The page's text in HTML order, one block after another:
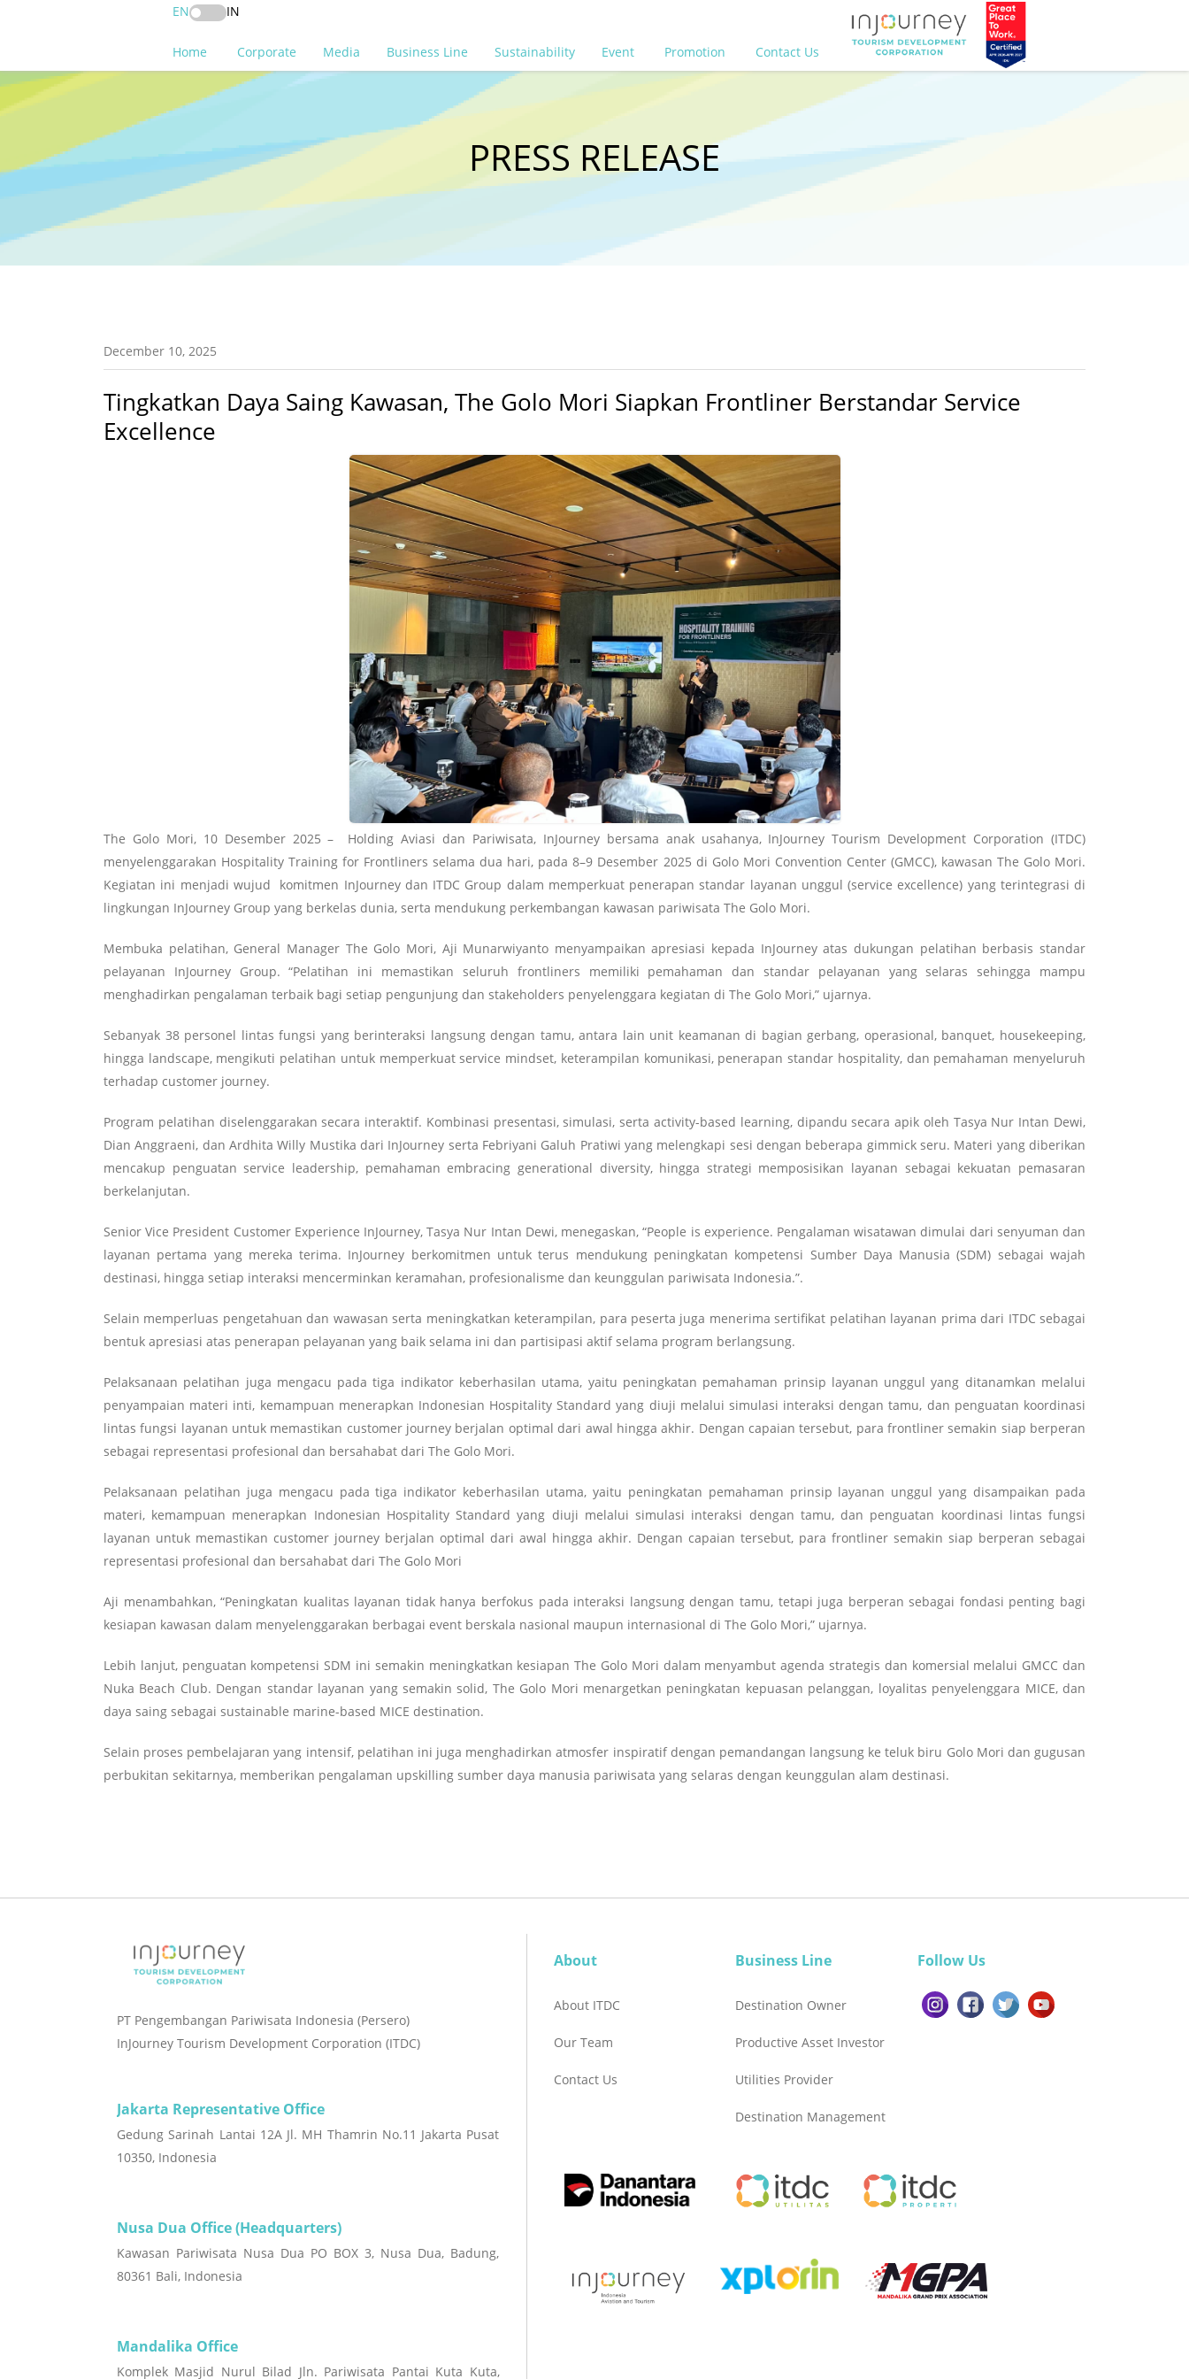
EN IN
Home Corporate Media Business Line Sustainability Event Promotion Contact Us
PRESS RELEASE
December 10, 2025
Tingkatkan Daya Saing Kawasan, The Golo Mori Siapkan Frontliner Berstandar Service
Excellence
The Golo Mori, 10 Desember 2025 – Holding Aviasi dan Pariwisata, InJourney bersama anak usahanya, InJourney Tourism Development Corporation (ITDC)
menyelenggarakan Hospitality Training for Frontliners selama dua hari, pada 8–9 Desember 2025 di Golo Mori Convention Center (GMCC), kawasan The Golo Mori.
Kegiatan ini menjadi wujud komitmen InJourney dan ITDC Group dalam memperkuat penerapan standar layanan unggul (service excellence) yang terintegrasi di
lingkungan InJourney Group yang berkelas dunia, serta mendukung perkembangan kawasan pariwisata The Golo Mori.
Membuka pelatihan, General Manager The Golo Mori, Aji Munarwiyanto menyampaikan apresiasi kepada InJourney atas dukungan pelatihan berbasis standar
pelayanan InJourney Group. “Pelatihan ini memastikan seluruh frontliners memiliki pemahaman dan standar pelayanan yang selaras sehingga mampu
menghadirkan pengalaman terbaik bagi setiap pengunjung dan stakeholders penyelenggara kegiatan di The Golo Mori,” ujarnya.
Sebanyak 38 personel lintas fungsi yang berinteraksi langsung dengan tamu, antara lain unit keamanan di bagian gerbang, operasional, banquet, housekeeping,
hingga landscape, mengikuti pelatihan untuk memperkuat service mindset, keterampilan komunikasi, penerapan standar hospitality, dan pemahaman menyeluruh
terhadap customer journey.
Program pelatihan diselenggarakan secara interaktif. Kombinasi presentasi, simulasi, serta activity-based learning, dipandu secara apik oleh Tasya Nur Intan Dewi,
Dian Anggraeni, dan Ardhita Willy Mustika dari InJourney serta Febriyani Galuh Pratiwi yang melengkapi sesi dengan beberapa gimmick seru. Materi yang diberikan
mencakup penguatan service leadership, pemahaman embracing generational diversity, hingga strategi memposisikan layanan sebagai kekuatan pemasaran
berkelanjutan.
Senior Vice President Customer Experience InJourney, Tasya Nur Intan Dewi, menegaskan, “People is experience. Pengalaman wisatawan dimulai dari senyuman dan
layanan pertama yang mereka terima. InJourney berkomitmen untuk terus mendukung peningkatan kompetensi Sumber Daya Manusia (SDM) sebagai wajah
destinasi, hingga setiap interaksi mencerminkan keramahan, profesionalisme dan keunggulan pariwisata Indonesia.”.
Selain memperluas pengetahuan dan wawasan serta meningkatkan keterampilan, para peserta juga menerima sertifikat pelatihan layanan prima dari ITDC sebagai
bentuk apresiasi atas penerapan pelayanan yang baik selama ini dan partisipasi aktif selama program berlangsung.
Pelaksanaan pelatihan juga mengacu pada tiga indikator keberhasilan utama, yaitu peningkatan pemahaman prinsip layanan unggul yang ditanamkan melalui
penyampaian materi inti, kemampuan menerapkan Indonesian Hospitality Standard yang diuji melalui simulasi interaksi dengan tamu, dan penguatan koordinasi
lintas fungsi layanan untuk memastikan customer journey berjalan optimal dari awal hingga akhir. Dengan capaian tersebut, para frontliner semakin siap berperan
sebagai representasi profesional dan bersahabat dari The Golo Mori.
Pelaksanaan pelatihan juga mengacu pada tiga indikator keberhasilan utama, yaitu peningkatan pemahaman prinsip layanan unggul yang disampaikan pada
materi, kemampuan menerapkan Indonesian Hospitality Standard yang diuji melalui simulasi interaksi dengan tamu, dan penguatan koordinasi lintas fungsi
layanan untuk memastikan customer journey berjalan optimal dari awal hingga akhir. Dengan capaian tersebut, para frontliner semakin siap berperan sebagai
representasi profesional dan bersahabat dari The Golo Mori
Aji menambahkan, “Peningkatan kualitas layanan tidak hanya berfokus pada interaksi langsung dengan tamu, tetapi juga berperan sebagai fondasi penting bagi
kesiapan kawasan dalam menyelenggarakan berbagai event berskala nasional maupun internasional di The Golo Mori,” ujarnya.
Lebih lanjut, penguatan kompetensi SDM ini semakin meningkatkan kesiapan The Golo Mori dalam menyambut agenda strategis dan komersial melalui GMCC dan
Nuka Beach Club. Dengan standar layanan yang semakin solid, The Golo Mori menargetkan peningkatan kepuasan pelanggan, loyalitas penyelenggara MICE, dan
daya saing sebagai sustainable marine-based MICE destination.
Selain proses pembelajaran yang intensif, pelatihan ini juga menghadirkan atmosfer inspiratif dengan pemandangan langsung ke teluk biru Golo Mori dan gugusan
perbukitan sekitarnya, memberikan pengalaman upskilling sumber daya manusia pariwisata yang selaras dengan keunggulan alam destinasi.
PT Pengembangan Pariwisata Indonesia (Persero)
InJourney Tourism Development Corporation (ITDC)
Jakarta Representative Office
Gedung Sarinah Lantai 12A Jl. MH Thamrin No.11 Jakarta Pusat
10350, Indonesia
Nusa Dua Office (Headquarters)
Kawasan Pariwisata Nusa Dua PO BOX 3, Nusa Dua, Badung,
80361 Bali, Indonesia
Mandalika Office
Komplek Masjid Nurul Bilad Jln. Pariwisata Pantai Kuta Kuta,
About
About ITDC
Our Team
Contact Us
Business Line
Destination Owner
Productive Asset Investor
Utilities Provider
Destination Management
Follow Us